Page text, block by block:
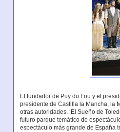
El fundador de Puy du Fou y el
presidente de Castilla la Mancha, la
otras autoridades. ‘El Sueño de
futuro parque temático de
espectáculo más grande de España